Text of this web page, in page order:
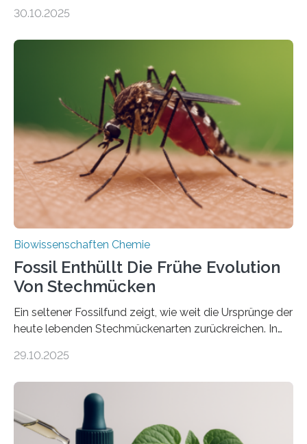
Landpflanzen zählen zu den komplexesten
Grünalgen, die vor Hunderten von Millionen Jahren
lebten. Unter den Vorfahren sticht eine Gruppe heraus,
die noch heute in der Natur vorkommt: die
Süßwasseralge Coleochaetophyceae. Einige Arten
dieser Gruppe bilden aus Zellfäden dichte Geflechte
mit scheibenförmiger Gestalt. Was auffällig ist: Die
nächsten…
30.10.2025
Biowissenschaften Chemie
Fossil Enthüllt Die Frühe Evolution
Von Stechmücken
Ein seltener Fossilfund zeigt, wie weit die Ursprünge der
heute lebenden Stechmückenarten zurückreichen. In
Forschende die bisher älteste bekannte Stechmücken-
Region Kachin in Myanmar und hat sich in
ausgezeichnetem Zustand erhalten. Es konnte als neue
Art einer neuen Gattung beschrieben werden und trägt
29.10.2025